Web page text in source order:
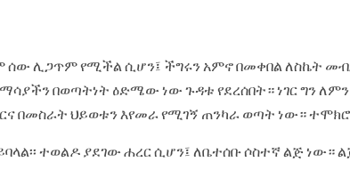
ሰው ሊጋጥም የሚችል ሲሆን፤ ችግሩን አምኖ በመቀበል ለስኬት
በወጣትነት ዕድሜው ነው ጉዳቱ የደረሰበት። ነገር ግን
በመስራት ህይወቱን እየመራ የሚገኝ ጠንካራ ወጣት ነው።
ተወልዶ ያደገው ሐረር ሲሆን፤ ለቤተሰቡ ሶስተኛ ልጅ